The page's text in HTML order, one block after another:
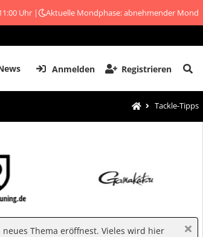
Uhr | Aktuelle Mondphase: abnehmender Mond
Anmelden Registrieren
Tackle-Tipps
Thema eröffnest. Vieles wird hier